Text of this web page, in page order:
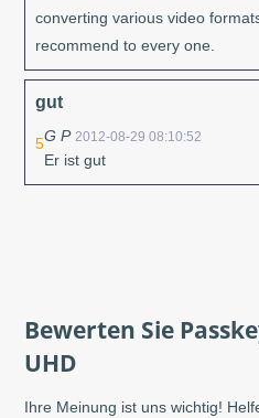
converting various video
recommend to every one.
gut
5G P 2012-08-29 08:10:52
Er ist gut
Bewerten Sie
UHD
Ihre Meinung ist uns wichtig!